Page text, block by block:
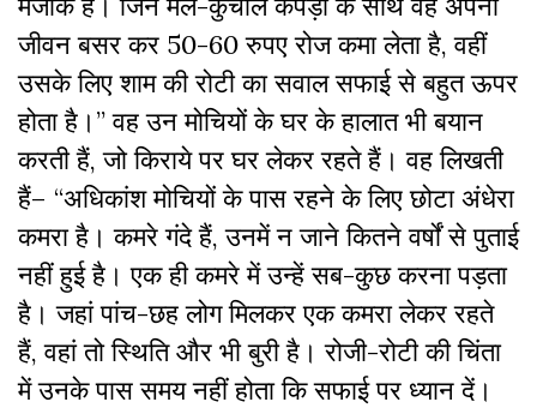
जीवन बसर कर 50-60 रुपए रोज कमा लेता है, वहीं
उसके लिए शाम की रोटी का सवाल सफाई से बहुत ऊपर
होता है।” वह उन मोचियों के घर के हालात भी बयान
करती हैं, जो किराये पर घर लेकर रहते हैं। वह लिखती
हैं– “अधिकांश मोचियों के पास रहने के लिए छोटा अंधेरा
कमरा है। कमरे गंदे हैं, उनमें न जाने कितने वर्षों से पुताई
नहीं हुई है। एक ही कमरे में उन्हें सब-कुछ करना पड़ता
है। जहां पांच-छह लोग मिलकर एक कमरा लेकर रहते
हैं, वहां तो स्थिति और भी बुरी है। रोजी-रोटी की चिंता
में उनके पास समय नहीं होता कि सफाई पर ध्यान दें।